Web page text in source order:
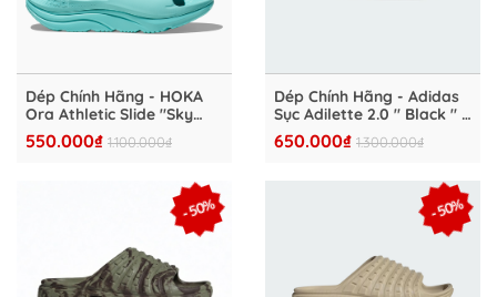
Dép Chính Hãng - HOKA
Ora Athletic Slide "Sky
Blue" - HKA4827-01
550.000₫ 1.100.000₫
Dép Chính Hãng - Adidas
Sục Adilette 2.0 " Black " -
JS1131
650.000₫ 1.300.000₫
- 50% - 50%